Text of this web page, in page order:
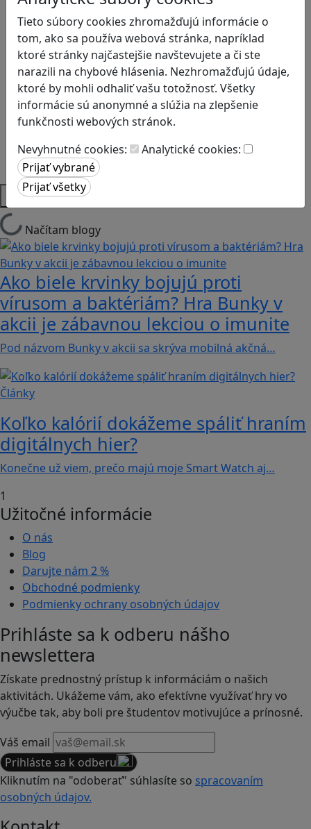
Tieto súbory cookies zhromažďujú informácie o
tom, ako sa používa webová stránka, napríklad
ktoré stránky najčastejšie navštevujete a či ste
narazili na chybové hlásenia. Nezhromažďujú údaje,
ktoré by mohli odhaliť vašu totožnosť. Všetky
informácie sú anonymné a slúžia na zlepšenie
funkčnosti webových stránok.
Nevyhnutné cookies:
Analytické cookies:
Kreativita
Kritické myslenie
Kyberšikana
Logické myslenie
Ľudské práva a tolerancia
Motorika a koncentrácia
Programovanie/Technika
Sociálne zručnosti a kooperácia
Strategické myslenie
Zdravie a pohyb
Platformy
Načítam blogy
Ako biele krvinky bojujú proti
vírusom a baktériám? Hra Bunky v
akcii je zábavnou lekciou o imunite
Pod názvom Bunky v akcii sa skrýva mobilná akčná…
Články
Koľko kalórií dokážeme spáliť hraním
digitálnych hier?
Konečne už viem, prečo majú moje Smart Watch aj…
1
Užitočné informácie
O nás
Blog
Darujte nám 2 %
Obchodné podmienky
Podmienky ochrany osobných údajov
Prihláste sa k odberu nášho
newslettera
Získate prednostný prístup k informáciám o našich
aktivitách. Ukážeme vám, ako efektívne využívať hry vo
výučbe tak, aby boli pre študentov motivujúce a prínosné.
Váš email
Prihláste sa k odberu
Kliknutím na "odoberať" súhlasíte so spracovaním
osobných údajov.